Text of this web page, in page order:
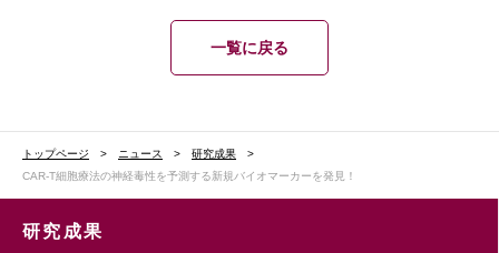
一覧に戻る
トップページ ニュース
研究成果
CAR-T細胞療法の神経毒性を予測する新規バイオマーカーを発見！
研究成果